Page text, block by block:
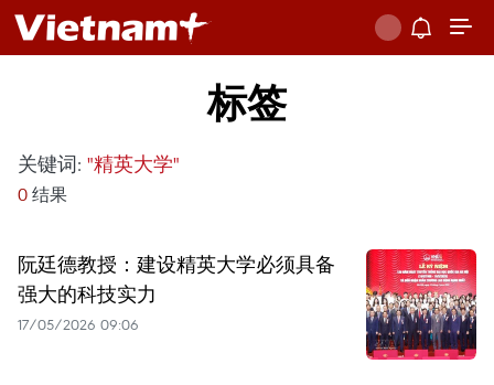
标签
关键词: "精英大学"
0 结果
阮廷德教授：建设精英大学必须具备
强大的科技实力
17/05/2026 09:06